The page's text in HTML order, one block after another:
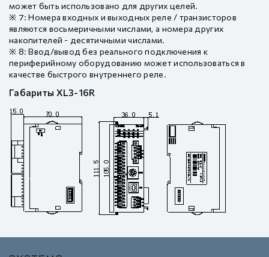
может быть использовано для других целей.
※ 7: Номера входных и выходных реле / транзисторов
являются восьмеричными числами, а номера других
накопителей - десятичными числами.
※ 8: Ввод/вывод без реального подключения к
периферийному оборудованию может использоваться в
качестве быстрого внутреннего реле.
Габариты XL3-16R